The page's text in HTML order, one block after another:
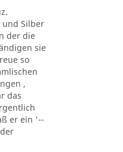
und Silber
der die
sie
so
,
das
er ein '--